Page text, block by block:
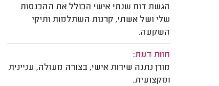
הגשת דוח שנתי אישי הכולל את ההכנסות
שלי ושל אשתי, קרנות השתלמות ותיקי
השקעה.
חוות דעת:
מורן נתנה שירות אישי, בצורה מעולה, עניינית
ומקצועית.